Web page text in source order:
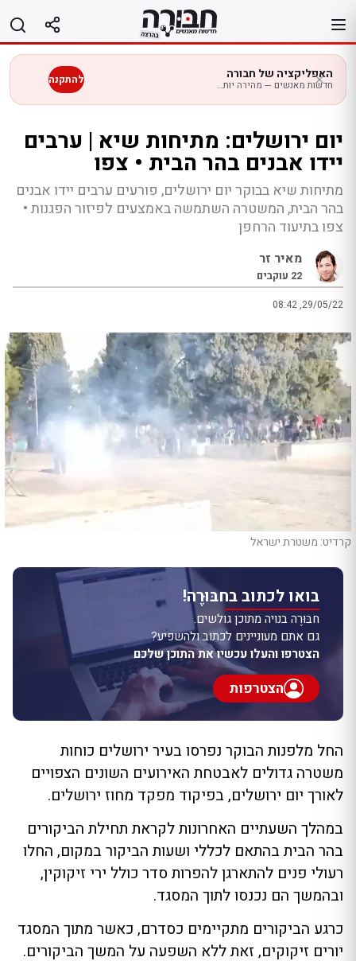
לתוכן
האפליקציה של חבורה
חדשות מאנשים — מהירה יותר בנייד להתקנה
יום ירושלים: מתיחות שיא | ערבים
יידו אבנים בהר הבית • צפו
מתיחות שיא בבוקר יום ירושלים, פורעים ערבים יידו אבנים
בהר הבית, המשטרה השתמשה באמצעים לפיזור הפגנות •
צפו בתיעוד הרחפן
מאיר זר
22 עוקבים
08:42 ,29/05/22
קרדיט: משטרת ישראל
בואו לכתוב בחבּוּרֶה!
חבּוּרֶה בנויה מתוכן גולשים.
גם אתם מעוניינים לכתוב ולהשפיע?
הצטרפו והעלו עכשיו את התוכן שלכם
הצטרפות
החל מלפנות הבוקר נפרסו בעיר ירושלים כוחות
משטרה גדולים לאבטחת האירועים השונים הצפויים
לאורך יום ירושלים, בפיקוד מפקד מחוז ירושלים.
במהלך השעתיים האחרונות לקראת תחילת הביקורים
בהר הבית בהתאם לכללי ושעות הביקור במקום, החלו
רעולי פנים להתארגן להפרות סדר כולל ירי זיקוקין,
ובהמשך הם נכנסו לתוך המסגד.
כרגע הביקורים מתקיימים כסדרם, כאשר מתוך המסגד
יורים זיקוקים, זאת ללא השפעה על המשך הביקורים.